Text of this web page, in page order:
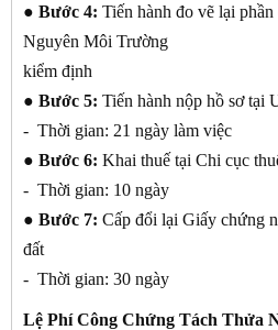
● Bước 4: Tiến hành đo vẽ lại
Nguyên Môi Trường
kiểm định
● Bước 5: Tiến hành nộp hồ sơ tại
- Thời gian: 21 ngày làm việc
● Bước 6: Khai thuế tại Chi cục
- Thời gian: 10 ngày
● Bước 7: Cấp đổi lại Giấy chứng
đất
- Thời gian: 30 ngày
Lệ Phí Công Chứng Tách Thửa